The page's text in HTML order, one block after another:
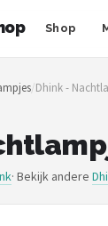
Shop
/Dhink -
· Bekijk andere